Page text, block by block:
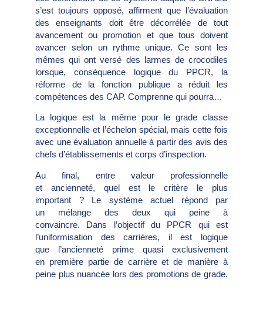
s’est toujours opposé, affirment que l’évaluation
des enseignants doit être décorrélée de tout
avancement ou promotion et que tous doivent
avancer selon un rythme unique. Ce sont les
mêmes qui ont versé des larmes de crocodiles
lorsque, conséquence logique du PPCR, la
réforme de la fonction publique a réduit les
compétences des CAP. Comprenne qui pourra…
La logique est la même pour le grade classe
exceptionnelle et l’échelon spécial, mais cette fois
avec une évaluation annuelle à partir des avis des
chefs d’établissements et corps d’inspection.
Au final, entre valeur professionnelle
et ancienneté, quel est le critère le plus
important ? Le système actuel répond par
un mélange des deux qui peine à
convaincre. Dans l’objectif du PPCR qui est
l’uniformisation des carrières, il est logique
que l’ancienneté prime quasi exclusivement
en première partie de carrière et de manière à
peine plus nuancée lors des promotions de grade.